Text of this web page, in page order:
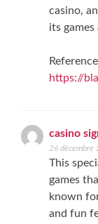
casino,
its
https://
casino
26
This
games
known
and fun